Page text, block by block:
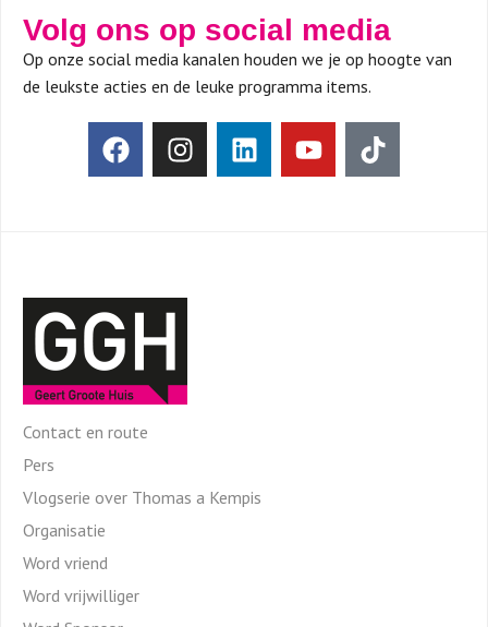
Volg ons op social media
Op onze social media kanalen houden we je op hoogte van
de leukste acties en de leuke programma items.
Contact en route
Pers
Vlogserie over Thomas a Kempis
Organisatie
Word vriend
Word vrijwilliger